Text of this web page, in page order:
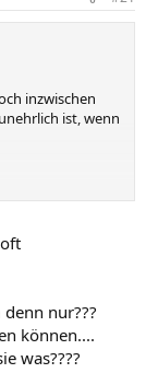
inzwischen
ist, wenn
nur???
können....
was????